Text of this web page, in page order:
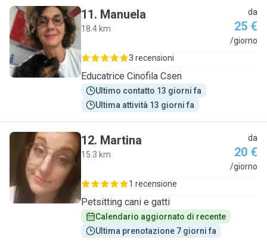
M
11. Manuela
18.4 km
da
25 €
/giorno
3 recensioni
Educatrice Cinofila Csen
Ultimo contatto 13 giorni fa
Ultima attività 13 giorni fa
M
12. Martina
15.3 km
da
20 €
/giorno
1 recensione
Petsitting cani e gatti
Calendario aggiornato di recente
Ultima prenotazione 7 giorni fa